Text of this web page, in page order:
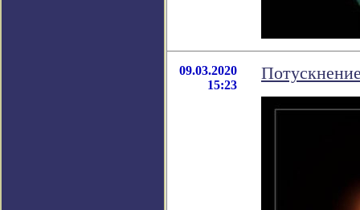
09.03.2020
15:23